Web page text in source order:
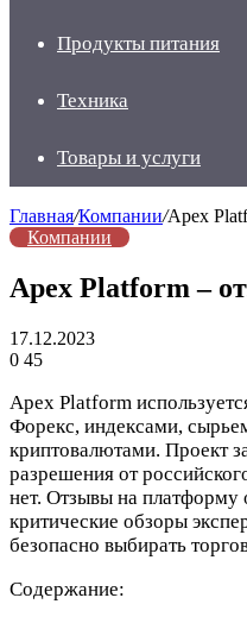
Продукты питания
Техника
Товары и услуги
Главная/Компании/Apex
Компании
Apex Platform –
17.12.2023
0 45
Apex Platform
Форекс, индексами,
криптовалютами. Проект
разрешения от
нет. Отзывы на платформу
критические обзоры
безопасно выбирать
Содержание: